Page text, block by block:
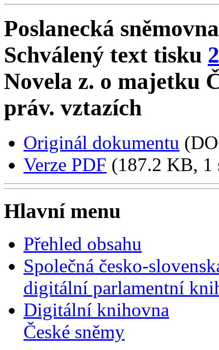
Poslanecká sněmovna
Schválený text tisku
Novela z. o majetku
práv. vztazích
Originál dokumentu
Verze PDF (187.2 KB, 1
Hlavní menu
Přehled obsahu
Společná česko-
digitální parlamentní
Digitální knihovna
České sněmy